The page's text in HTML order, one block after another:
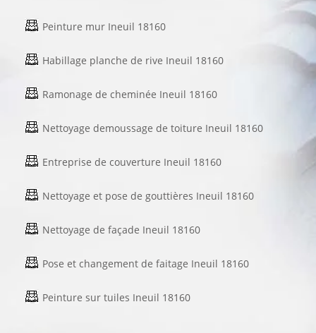
Peinture mur Ineuil 18160
Habillage planche de rive Ineuil 18160
Ramonage de cheminée Ineuil 18160
Nettoyage demoussage de toiture Ineuil 18160
Entreprise de couverture Ineuil 18160
Nettoyage et pose de gouttières Ineuil 18160
Nettoyage de façade Ineuil 18160
Pose et changement de faitage Ineuil 18160
Peinture sur tuiles Ineuil 18160